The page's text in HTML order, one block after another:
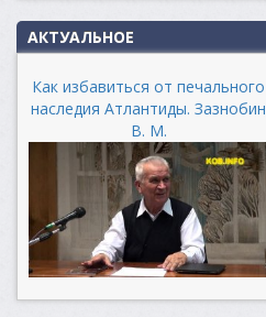
АКТУАЛЬНОЕ
Как избавиться от печального
наследия Атлантиды. Зазнобин
В. М.